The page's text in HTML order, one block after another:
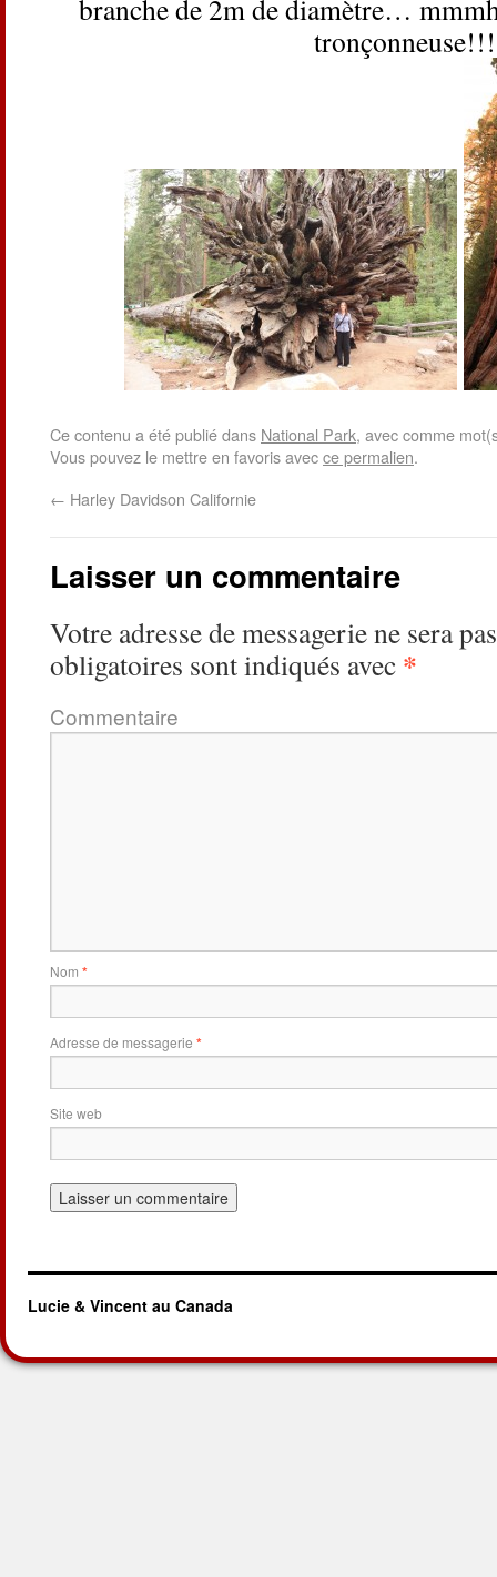
branche de 2m de diamètre…
tronçonneuse!!!
Ce contenu a été publié dans National Park, avec comme
Vous pouvez le mettre en favoris avecce permalien.
← Harley Davidson Californie
Laisser un commentaire
Votre adresse de messagerie ne sera
obligatoires sont indiqués avec *
Commentaire
Nom *
Adresse de messagerie *
Site web
Lucie & Vincent au Canada